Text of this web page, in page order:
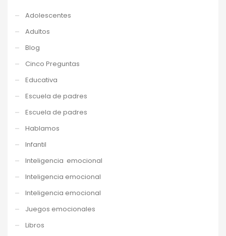
Adolescentes
Adultos
Blog
Cinco Preguntas
Educativa
Escuela de padres
Escuela de padres
Hablamos
Infantil
Inteligencia emocional
Inteligencia emocional
Inteligencia emocional
Juegos emocionales
Libros